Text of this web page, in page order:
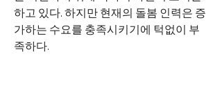
하고 있다. 하지만 현재의 돌봄 인력은 증
가하는 수요를 충족시키기에 턱없이 부
족하다.